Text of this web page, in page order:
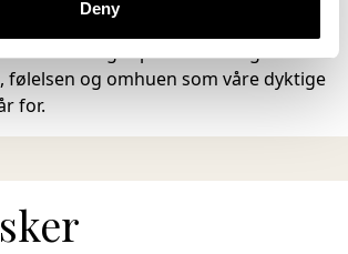
Deny
for å ta i bruk mer ergonomiske
uten at det går på bekostning av den
følelsen og omhuen som våre dyktige
for.